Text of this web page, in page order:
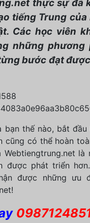
thực sự đã
tiếng Trung
Các học viên
những phương
bước đạt
bạn thế nào, bắt
cũng có thể hoàn
Webtiengtrung.net là
được phát triển
được những ưu